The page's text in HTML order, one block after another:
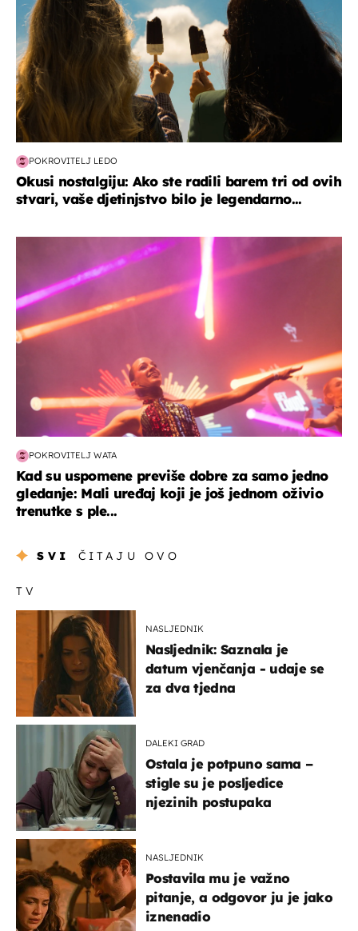
POKROVITELJ LEDO
Okusi nostalgiju: Ako ste radili barem tri od ovih
stvari, vaše djetinjstvo bilo je legendarno...
POKROVITELJ WATA
Kad su uspomene previše dobre za samo jedno
gledanje: Mali uređaj koji je još jednom oživio
trenutke s ple...
SVI ČITAJU OVO
TV
NASLJEDNIK
Nasljednik: Saznala je
datum vjenčanja - udaje se
za dva tjedna
DALEKI GRAD
Ostala je potpuno sama –
stigle su je posljedice
njezinih postupaka
NASLJEDNIK
Postavila mu je važno
pitanje, a odgovor ju je jako
iznenadio